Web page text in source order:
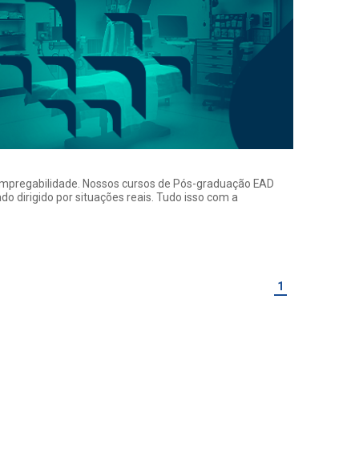
Nossos cursos de Pós-graduação EAD
dirigido por situações reais. Tudo isso com a
1